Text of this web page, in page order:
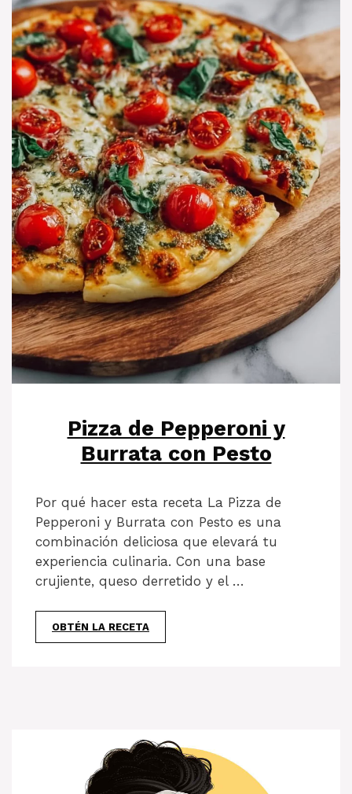
Pizza de Pepperoni y
Burrata con Pesto
Por qué hacer esta receta La Pizza de
Pepperoni y Burrata con Pesto es una
combinación deliciosa que elevará tu
experiencia culinaria. Con una base
crujiente, queso derretido y el …
OBTÉN LA RECETA